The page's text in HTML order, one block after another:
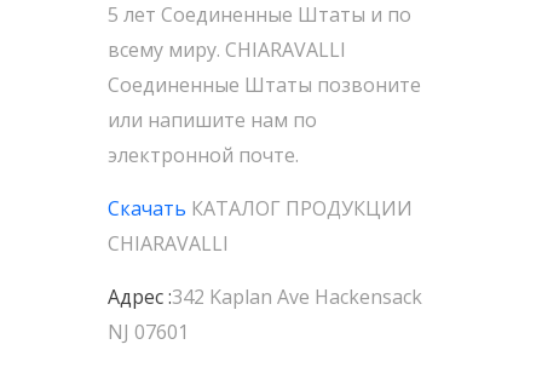
5 лет Соединенные Штаты и по
всему миру. CHIARAVALLI
Соединенные Штаты позвоните
или напишите нам по
электронной почте.
Скачать КАТАЛОГ ПРОДУКЦИИ
CHIARAVALLI
Адрес :342 Kaplan Ave Hackensack
NJ 07601